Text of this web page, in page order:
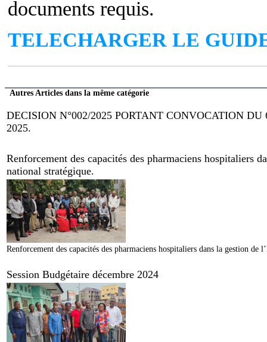
documents requis.
TELECHARGER LE
Autres Articles dans la même catégorie
DECISION N°002/2025 PORTANT CONVOCATION
2025.
Renforcement des capacités des pharmaciens hospitaliers
national stratégique.
Renforcement des capacités des pharmaciens hospitaliers dans la gestion
Session Budgétaire décembre 2024